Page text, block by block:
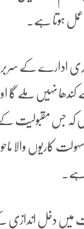
عمل ہوتا ہے۔
ادارے کے سربراہ
نہیں ملے گا
کہ جس مقبولیت کے
سہولت کاریوں والا
ہے۔
میں دخل اندازی